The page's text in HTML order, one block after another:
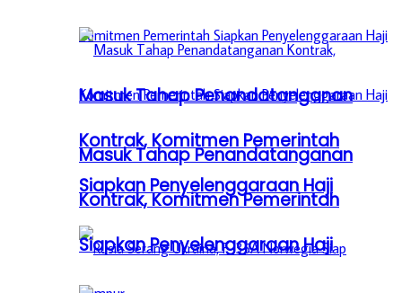
Masuk Tahap Penandatanganan
Kontrak, Komitmen Pemerintah
Siapkan Penyelenggaraan Haji
Masuk Tahap Penandatanganan
Kontrak, Komitmen Pemerintah
Siapkan Penyelenggaraan Haji